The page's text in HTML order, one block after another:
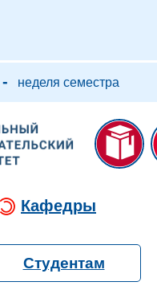
- неделя семестра
Кафедры
Студентам